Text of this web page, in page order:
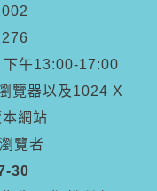
下午13:00-17:00
覽器以及1024 X
網站
覽者
30